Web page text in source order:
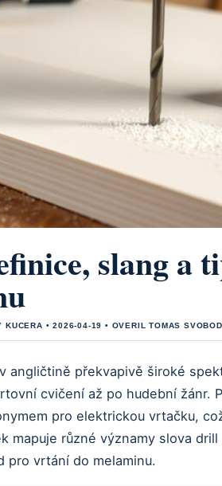
slang a
KUCERA • 2026-04-19 • OVERIL TOMAS
v angličtině překvapivě široké
cvičení až po hudební žánr.
pro elektrickou vrtačku,
mapuje různé významy slova
pro vrtání do melaminu.